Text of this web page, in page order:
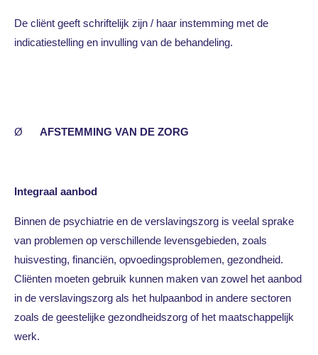
De cliënt geeft schriftelijk zijn / haar instemming met de
indicatiestelling en invulling van de behandeling.
Ø AFSTEMMING VAN DE ZORG
Integraal aanbod
Binnen de psychiatrie en de verslavingszorg is veelal sprake
van problemen op verschillende levensgebieden, zoals
huisvesting, financiën, opvoedingsproblemen, gezondheid.
Cliënten moeten gebruik kunnen maken van zowel het aanbod
in de verslavingszorg als het hulpaanbod in andere sectoren
zoals de geestelijke gezondheidszorg of het maatschappelijk
werk.